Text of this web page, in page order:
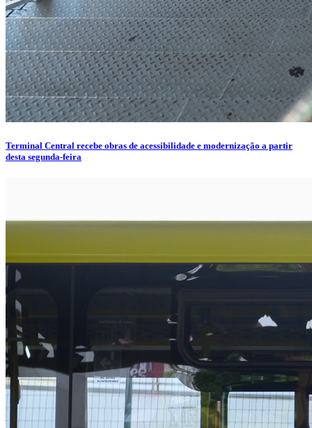
Terminal Central recebe obras de acessibilidade e modernização a partir
desta segunda-feira